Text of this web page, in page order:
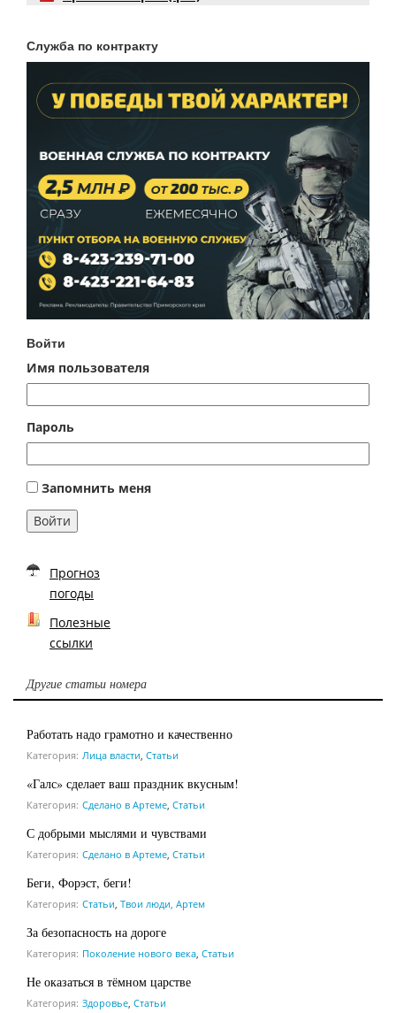
Служба по контракту
Войти
Имя пользователя
Пароль
Запомнить меня
Войти
Прогноз
погоды
Полезные
ссылки
Другие статьи номера
Работать надо грамотно и качественно
Категория: Лица власти Статьи
«Галс» сделает ваш праздник вкусным!
Категория: Сделано в Артеме Статьи
С добрыми мыслями и чувствами
Категория: Сделано в Артеме Статьи
Беги, Форэст, беги!
Категория: Статьи Твои люди, Артем
За безопасность на дороге
Категория: Поколение нового века Статьи
Не оказаться в тёмном царстве
Категория: Здоровье Статьи